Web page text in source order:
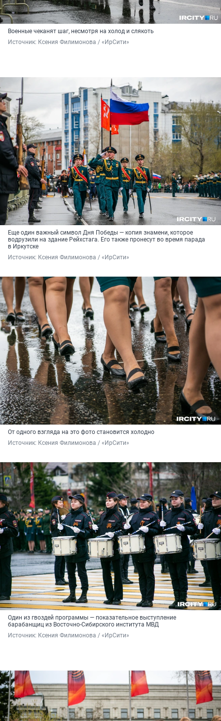
Военные чеканят шаг, несмотря на холод и слякоть
Источник: Ксения Филимонова / «ИрСити»
Еще один важный символ Дня Победы — копия знамени, которое
водрузили на здание Рейхстага. Его также пронесут во время парада
в Иркутске
Источник: Ксения Филимонова / «ИрСити»
От одного взгляда на это фото становится холодно
Источник: Ксения Филимонова / «ИрСити»
Один из гвоздей программы — показательное выступление
барабанщиц из Восточно-Сибирского института МВД
Источник: Ксения Филимонова / «ИрСити»